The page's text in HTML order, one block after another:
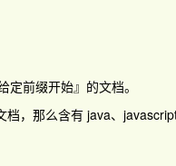
前缀开始』的文档。
档，那么含有java、